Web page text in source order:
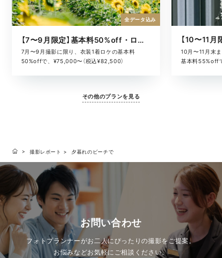
【7〜9月限定】基本料50%off・ロケキャンペーン
7月〜9月撮影に限り、衣装1着ロケの基本料
50%offで、¥75,000〜（税込¥82,500）
全データ込み
10月〜11月末
基本料55%off
その他のプランを見る
撮影レポート 夕暮れのビーチで
お問い合わせ
フォトプランナーがお二人にぴったりの撮影をご提案。
お悩みなどお気軽にご相談ください。